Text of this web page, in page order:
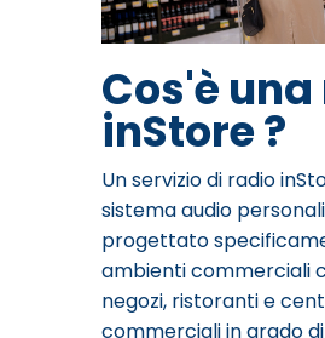
Cos'è
inStore ?
Un servizio di radio
sistema audio
progettato
ambienti commerciali
negozi, ristoranti e
commerciali in grado